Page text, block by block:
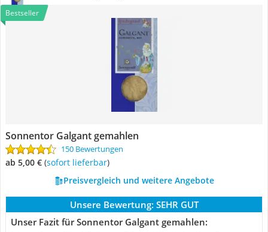
Bestseller
Sonnentor Galgant gemahlen
150 Bewertungen
ab 5,00 € ( Sofort lieferbar)
Preisvergleich und weitere Angebote
Unsere Bewertung: SEHR GUT
Unser Fazit für Sonnentor Galgant gemahlen: